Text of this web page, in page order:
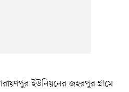
ইউনিয়নের জহরপুর গ্রামে